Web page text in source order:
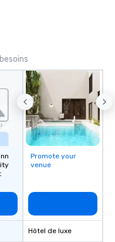
Promote your
venue
Hôtel de luxe